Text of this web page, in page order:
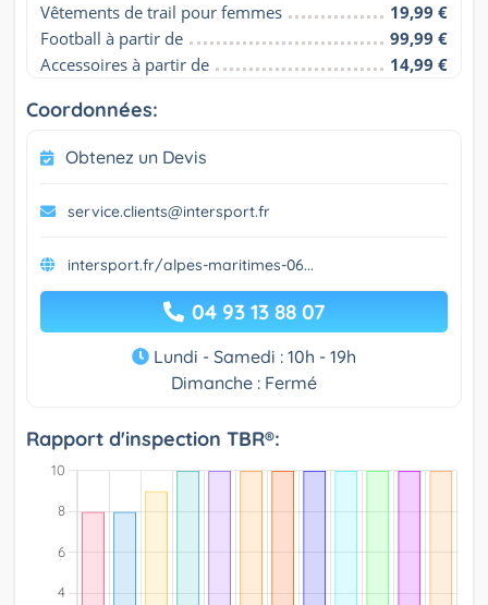
Vêtements de trail pour femmes
19,99 €
Football à partir de
99,99 €
Accessoires à partir de
14,99 €
Coordonnées:
Obtenez un Devis
service.clients@intersport.fr
intersport.fr/alpes-maritimes-06...
04 93 13 88 07
Lundi - Samedi : 10h - 19h
Dimanche : Fermé
Rapport d'inspection TBR®: